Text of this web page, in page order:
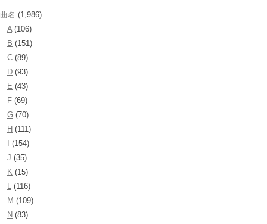
曲名 (1,986)
A(106)
B (151)
C (89)
D (93)
E (43)
F (69)
G (70)
H (111)
(154)
J (35)
K (15)
L (116)
M (109)
N (83)